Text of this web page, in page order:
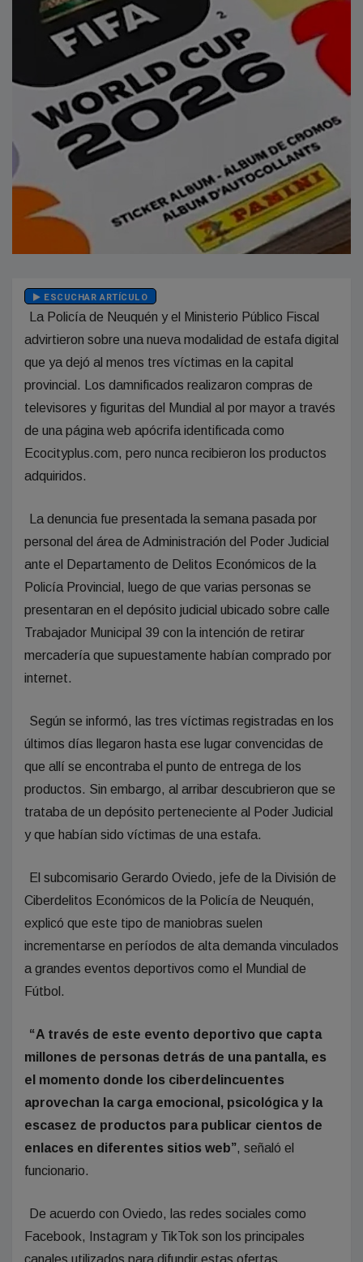
ESCUCHAR ARTÍCULO
La Policía de Neuquén y el Ministerio Público Fiscal
advirtieron sobre una nueva modalidad de estafa digital
que ya dejó al menos tres víctimas en la capital
provincial. Los damnificados realizaron compras de
televisores y figuritas del Mundial al por mayor a través
de una página web apócrifa identificada como
Ecocityplus.com, pero nunca recibieron los productos
adquiridos.
La denuncia fue presentada la semana pasada por
personal del área de Administración del Poder Judicial
ante el Departamento de Delitos Económicos de la
Policía Provincial, luego de que varias personas se
presentaran en el depósito judicial ubicado sobre calle
Trabajador Municipal 39 con la intención de retirar
mercadería que supuestamente habían comprado por
internet.
Según se informó, las tres víctimas registradas en los
últimos días llegaron hasta ese lugar convencidas de
que allí se encontraba el punto de entrega de los
productos. Sin embargo, al arribar descubrieron que se
trataba de un depósito perteneciente al Poder Judicial
y que habían sido víctimas de una estafa.
El subcomisario Gerardo Oviedo, jefe de la División de
Ciberdelitos Económicos de la Policía de Neuquén,
explicó que este tipo de maniobras suelen
incrementarse en períodos de alta demanda vinculados
a grandes eventos deportivos como el Mundial de
Fútbol.
“A través de este evento deportivo que capta
millones de personas detrás de una pantalla, es
el momento donde los ciberdelincuentes
aprovechan la carga emocional, psicológica y la
escasez de productos para publicar cientos de
enlaces en diferentes sitios web”, señaló el
funcionario.
De acuerdo con Oviedo, las redes sociales como
Facebook, Instagram y TikTok son los principales
canales utilizados para difundir estas ofertas